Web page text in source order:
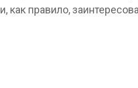
как правило,